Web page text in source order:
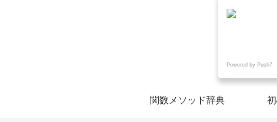
関数メソッド辞典
Powered by Push7